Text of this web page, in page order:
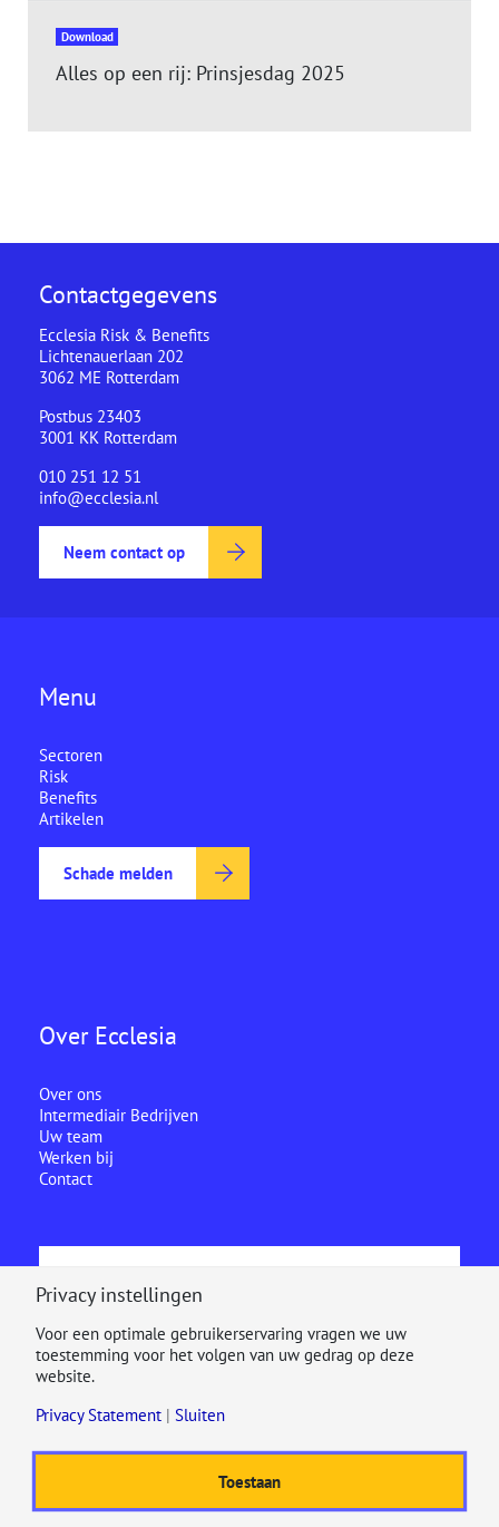
Download
Alles op een rij: Prinsjesdag 2025
Contactgegevens
Ecclesia Risk & Benefits
Lichtenauerlaan 202
3062 ME Rotterdam
Postbus 23403
3001 KK Rotterdam
010 251 12 51
info@ecclesia.nl
Neem contact op
Menu
Sectoren
Risk
Benefits
Artikelen
Schade melden
Over Ecclesia
Over ons
Intermediair Bedrijven
Uw team
Werken bij
Contact
© 2025
Privacy instellingen
Voor een optimale gebruikerservaring vragen we uw
toestemming voor het volgen van uw gedrag op deze
website.
Privacy Statement | Sluiten
Toestaan